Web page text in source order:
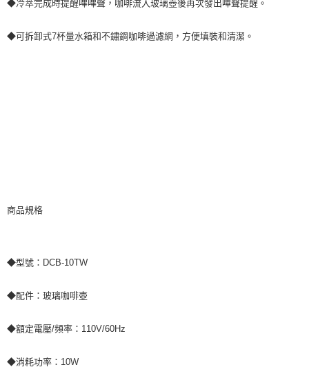
◆冷萃完成時提醒嗶嗶聲，咖啡流入玻璃壺後再次發出嗶聲提醒。
◆可拆卸式7杯量水箱和不鏽鋼咖啡過濾網，方便填裝和清潔。
商品規格
◆型號：DCB-10TW
◆配件：玻璃咖啡壺
◆額定電壓/頻率：110V/60Hz
◆消耗功率：10W